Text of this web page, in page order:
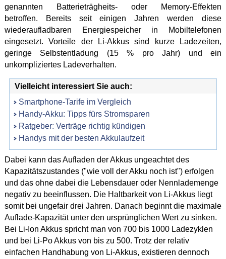
genannten Batterieträgheits- oder Memory-Effekten
betroffen. Bereits seit einigen Jahren werden diese
wiederaufladbaren Energiespeicher in Mobiltelefonen
eingesetzt. Vorteile der Li-Akkus sind kurze Ladezeiten,
geringe Selbstentladung (15 % pro Jahr) und ein
unkompliziertes Ladeverhalten.
Vielleicht interessiert Sie auch:
Smartphone-Tarife im Vergleich
Handy-Akku: Tipps fürs Stromsparen
Ratgeber: Verträge richtig kündigen
Handys mit der besten Akkulaufzeit
Dabei kann das Aufladen der Akkus ungeachtet des
Kapazitätszustandes ("wie voll der Akku noch ist") erfolgen
und das ohne dabei die Lebensdauer oder Nennlademenge
negativ zu beeinflussen. Die Haltbarkeit von Li-Akkus liegt
somit bei ungefair drei Jahren. Danach beginnt die maximale
Auflade-Kapazität unter den ursprünglichen Wert zu sinken.
Bei Li-Ion Akkus spricht man von 700 bis 1000 Ladezyklen
und bei Li-Po Akkus von bis zu 500. Trotz der relativ
einfachen Handhabung von Li-Akkus, existieren dennoch